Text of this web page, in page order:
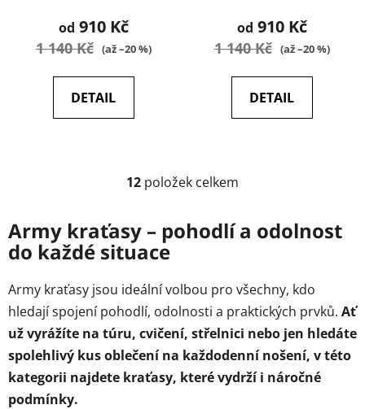
od 910 Kč
1 140 Kč (až –20 %)
DETAIL
od 910 Kč
1 140 Kč (až –20 %)
DETAIL
O
l
á
a
c
í
p
r
v
k
12 položek celkem
Army kraťasy – pohodlí a odolnost
do každé situace
Army kraťasy jsou ideální volbou pro všechny, kdo
hledají spojení pohodlí, odolnosti a praktických prvků. Ať
už vyrážíte na túru, cvičení, střelnici nebo jen hledáte
spolehlivý kus oblečení na každodenní nošení, v této
kategorii najdete kraťasy, které vydrží i náročné
podmínky.